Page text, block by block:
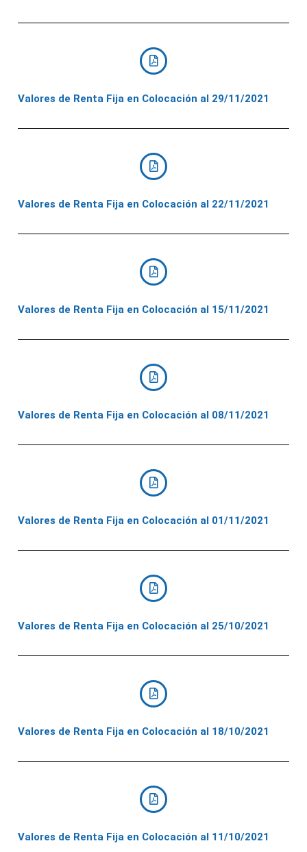
Valores de Renta Fija en Colocación al 29/11/2021
Valores de Renta Fija en Colocación al 22/11/2021
Valores de Renta Fija en Colocación al 15/11/2021
Valores de Renta Fija en Colocación al 08/11/2021
Valores de Renta Fija en Colocación al 01/11/2021
Valores de Renta Fija en Colocación al 25/10/2021
Valores de Renta Fija en Colocación al 18/10/2021
Valores de Renta Fija en Colocación al 11/10/2021